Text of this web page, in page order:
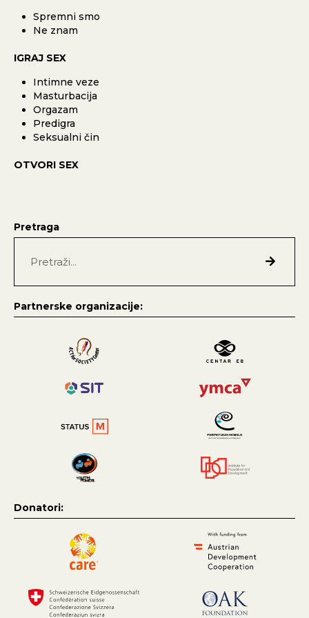
Spremni smo
Ne znam
IGRAJ SEX
Intimne veze
Masturbacija
Orgazam
Predigra
Seksualni čin
OTVORI SEX
Pretraga
Partnerske organizacije:
Donatori: